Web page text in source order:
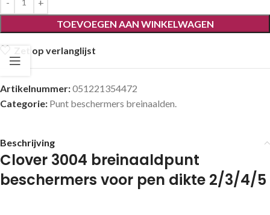
TOEVOEGEN AAN WINKELWAGEN
Zet op verlanglijst
Artikelnummer:051221354472
Categorie: Punt beschermers breinaalden.
Beschrijving
Clover 3004 breinaaldpunt
beschermers voor pen dikte 2/3/4/5